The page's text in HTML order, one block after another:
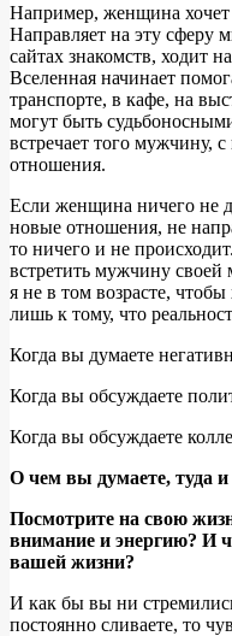
Например, женщина хочет
Направляет на эту сферу
сайтах знакомств, ходит
Вселенная начинает
транспорте, в кафе, на
могут быть
встречает того мужчину,
отношения.
Если женщина ничего не
новые отношения, не
то ничего и не
встретить мужчину
я не в том возрасте,
лишь к тому, что
Когда вы думаете
Когда вы обсуждаете
Когда вы обсуждаете
О чем вы думаете, туда
Посмотрите на свою
внимание и энергию? И
вашей жизни?
И как бы вы ни
постоянно сливаете, то